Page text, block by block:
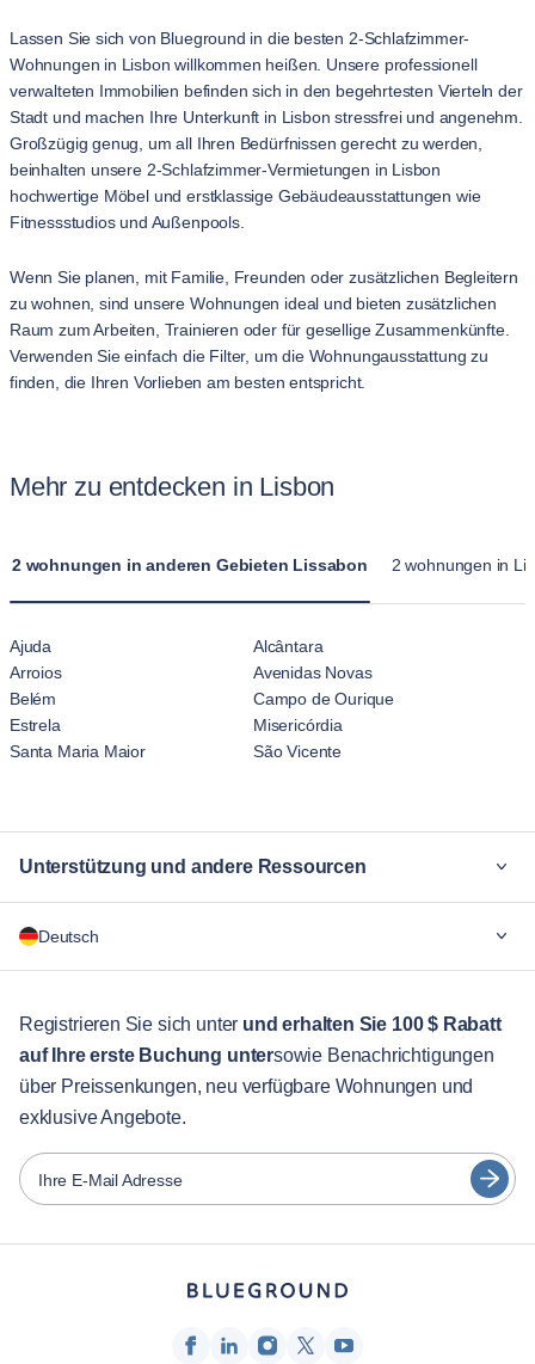
Lassen Sie sich von Blueground in die besten 2-Schlafzimmer-
Wohnungen in Lisbon willkommen heißen. Unsere professionell
verwalteten Immobilien befinden sich in den begehrtesten Vierteln der
Stadt und machen Ihre Unterkunft in Lisbon stressfrei und angenehm.
Großzügig genug, um all Ihren Bedürfnissen gerecht zu werden,
beinhalten unsere 2-Schlafzimmer-Vermietungen in Lisbon
hochwertige Möbel und erstklassige Gebäudeausstattungen wie
Fitnessstudios und Außenpools.
Wenn Sie planen, mit Familie, Freunden oder zusätzlichen Begleitern
zu wohnen, sind unsere Wohnungen ideal und bieten zusätzlichen
Raum zum Arbeiten, Trainieren oder für gesellige Zusammenkünfte.
Verwenden Sie einfach die Filter, um die Wohnungausstattung zu
finden, die Ihren Vorlieben am besten entspricht.
Mehr zu entdecken in Lisbon
2 wohnungen in anderen Gebieten Lissabon 2 wohnungen in
Ajuda
Alcântara
Arroios
Avenidas Novas
Belém
Campo de Ourique
Estrela
Misericórdia
Santa Maria Maior
São Vicente
Unterstützung und andere Ressourcen
Für Unternehmen
Gästebetreuung
Stadt-Guide
Partner
Vermieter von Möbeln
Vermieter
Franchise-Partner
Deutsch
English
Português
Español
Français
Türkçe
Registrieren Sie sich unter und erhalten Sie 100 $ Rabatt
auf Ihre erste Buchung untersowie Benachrichtigungen
über Preissenkungen, neu verfügbare Wohnungen und
exklusive Angebote.
Ihre E-Mail Adresse